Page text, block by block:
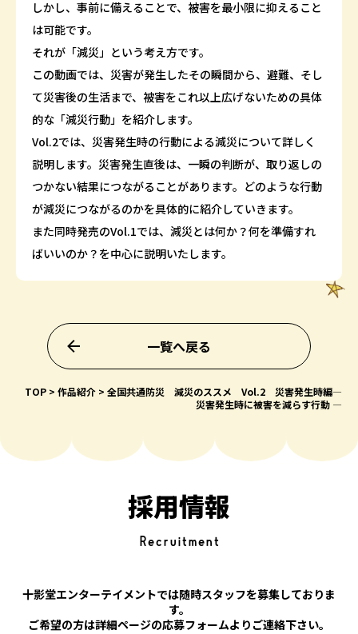
しかし、事前に備えることで、被害を最小限に抑えること
は可能です。
それが「減災」という考え方です。
この動画では、災害が発生したその瞬間から、避難、そし
て災害後の生活まで、被害をこれ以上広げないための具体
的な「減災行動」を紹介します。
Vol.2では、災害発生時の行動による減災について詳しく
説明します。災害発生直後は、一瞬の判断が、取り返しの
つかない結果につながることがあります。どのような行動
が減災につながるのかを具体的に紹介していきます。
また同時発売のVol.1では、減災とは何か？何を準備すれ
ばいいのか？を中心に説明いたします。
一覧へ戻る
TOP 作品紹介
全国共通防災 減災のススメ Vol.2 災害発生時編―
災害発生時に被害を減らす行動 ―
採用情報
Recruitment
十影堂エンターテイメントでは随時スタッフを募集しておりま
す。
ご希望の方は詳細ページの応募フォームよりご連絡下さい。